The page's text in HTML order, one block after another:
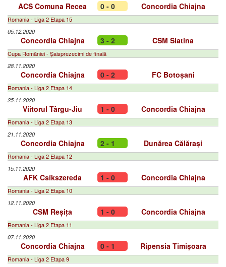
ACS Comuna Recea 0 - 0 Concordia Chiajna
Romania - Liga 2 Etapa 15
05.12.2020
Concordia Chiajna 3 - 2 CSM Slatina
Cupa României - Șaisprezecimi de finală
28.11.2020
Concordia Chiajna 0 - 2 FC Botoșani
Romania - Liga 2 Etapa 14
25.11.2020
Viitorul Târgu-Jiu 1 - 0 Concordia Chiajna
Romania - Liga 2 Etapa 13
21.11.2020
Concordia Chiajna 2 - 1 Dunărea Călărași
Romania - Liga 2 Etapa 12
15.11.2020
AFK Csíkszereda 1 - 0 Concordia Chiajna
Romania - Liga 2 Etapa 10
12.11.2020
CSM Reșița 1 - 0 Concordia Chiajna
Romania - Liga 2 Etapa 11
07.11.2020
Concordia Chiajna 0 - 1 Ripensia Timișoara
Romania - Liga 2 Etapa 9